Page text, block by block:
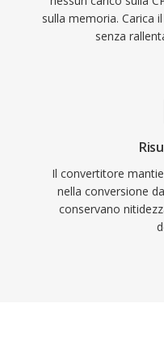
sulla memoria. Carica
senza
Il convertitore
nella conversione
conservano